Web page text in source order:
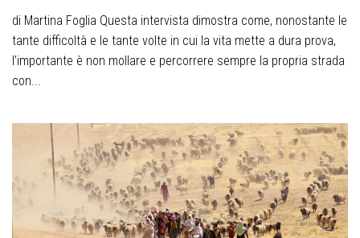
di Martina Foglia Questa intervista dimostra come, nonostante le
tante difficoltà e le tante volte in cui la vita mette a dura prova,
l’importante è non mollare e percorrere sempre la propria strada
con...